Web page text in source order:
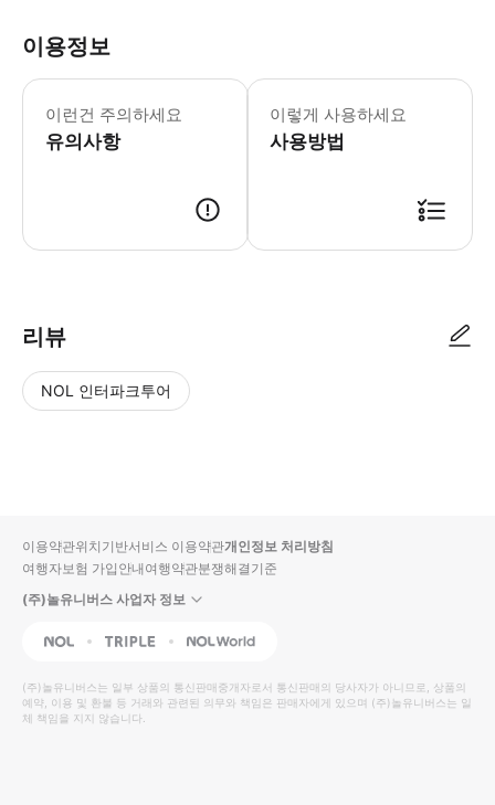
이용정보
이런건 주의하세요
유의사항
이렇게 사용하세요
사용방법
리뷰
NOL 인터파크투어
입니
다.
높
은
순
동
영
상
순
상
이용약관위치기반서비스 이용약관개인정보 처리방침
여행자보험 가입안내여행약관분쟁해결기준
(주)놀유니버스 사업자 정보
NOL Triple Interpark Global
(주)놀유니버스는 일부 상품의 통신판매중개자로서 통신판매의 당사자가 아니므로, 상품의
예약, 이용 및 환불 등 거래와 관련된 의무와 책임은 판매자에게 있으며 (주)놀유니버스는 일
체 책임을 지지 않습니다.